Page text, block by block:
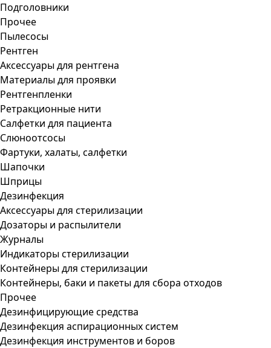
Подголовники
Прочее
Пылесосы
Рентген
Аксессуары для рентгена
Материалы для проявки
Рентгенпленки
Ретракционные нити
Салфетки для пациента
Слюноотсосы
Фартуки, халаты, салфетки
Шапочки
Шприцы
Дезинфекция
Аксессуары для стерилизации
Дозаторы и распылители
Журналы
Индикаторы стерилизации
Контейнеры для стерилизации
Контейнеры, баки и пакеты для сбора отходов
Прочее
Дезинфицирующие средства
Дезинфекция аспирационных систем
Дезинфекция инструментов и боров